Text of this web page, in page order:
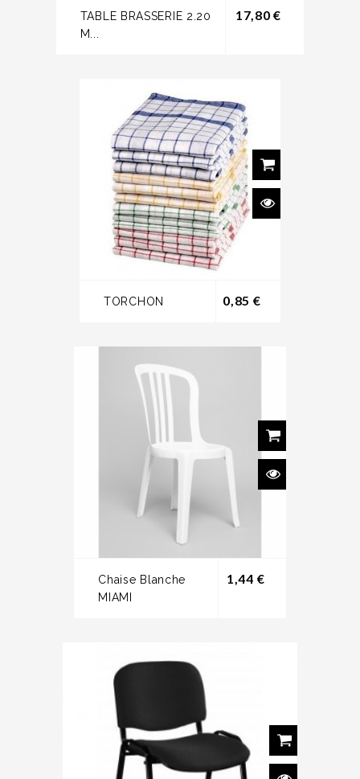
TABLE BRASSERIE 2.20
M...
17,80 €Prix
TORCHON 0,85 €Prix
Chaise Blanche
MIAMI
1,44 €Prix